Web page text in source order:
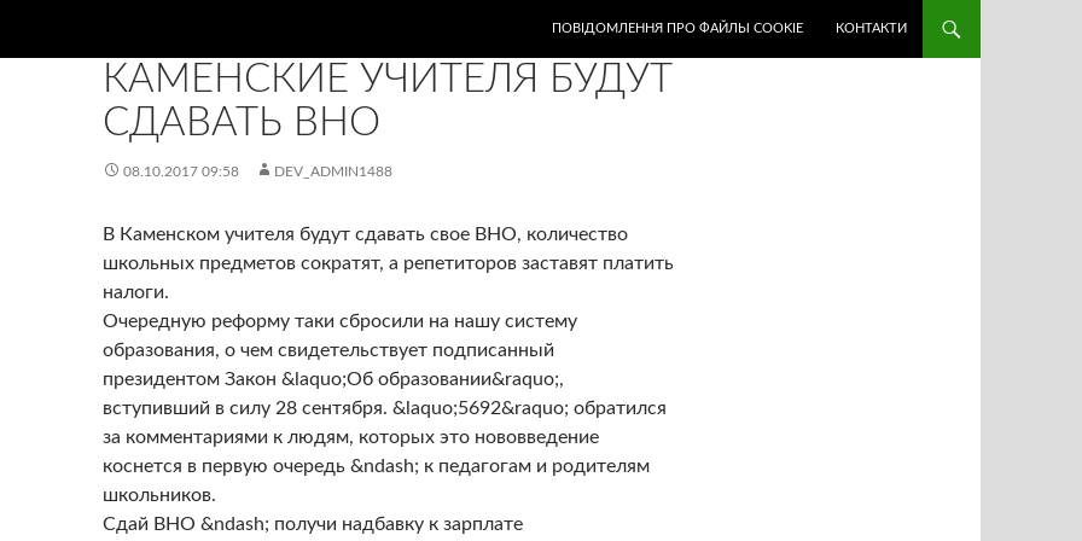
ПОВІДОМЛЕННЯ ПРО ФАЙЛЫ COOKIE КОНТАКТИ
КАМЕНСКИЕ УЧИТЕЛЯ БУДУТ
СДАВАТЬ ВНО
08.10.2017 09:58 DEV_ADMIN1488
В Каменском учителя будут сдавать свое ВНО, количество
школьных предметов сократят, а репетиторов заставят платить
налоги.
Очередную реформу таки сбросили на нашу систему
образования, о чем свидетельствует подписанный
президентом Закон &laquo;Об образовании&raquo;,
вступивший в силу 28 сентября. &laquo;5692&raquo; обратился
за комментариями к людям, которых это нововведение
коснется в первую очередь &ndash; к педагогам и родителям
школьников.
Сдай ВНО &ndash; получи надбавку к зарплате